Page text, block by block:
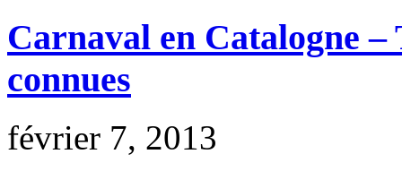
Carnaval en Catalogne –
connues
février 7, 2013